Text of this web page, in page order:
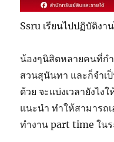
Ssru เรียนไปปฏิบัติงา
น้องๆนิสิตหลายคนที่ก
สวนสุนันทา และก็จำเ
ด้วย จะแบ่งเวลายังไ
แนะนำ ทำให้สามารถ
ทำงาน part time ในร